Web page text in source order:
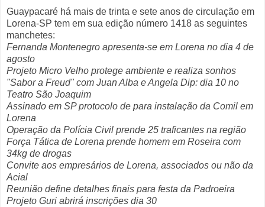
Guaypacaré há mais de trinta e sete anos de circulação em
Lorena-SP tem em sua edição número 1418 as seguintes
manchetes:
Fernanda Montenegro apresenta-se em Lorena no dia 4 de
agosto
Projeto Micro Velho protege ambiente e realiza sonhos
"Sabor a Freud" com Juan Alba e Angela Dip: dia 10 no
Teatro São Joaquim
Assinado em SP protocolo de para instalação da Comil em
Lorena
Operação da Polícia Civil prende 25 traficantes na região
Força Tática de Lorena prende homem em Roseira com
34kg de drogas
Convite aos empresários de Lorena, associados ou não da
Acial
Reunião define detalhes finais para festa da Padroeira
Projeto Guri abrirá inscrições dia 30